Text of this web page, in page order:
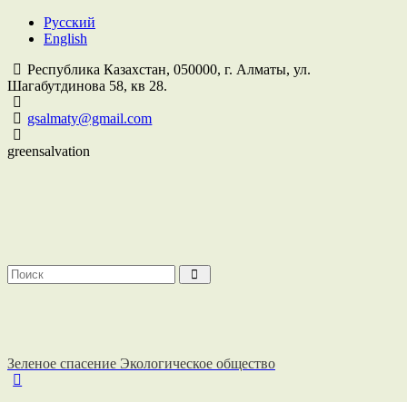
Русский
English
Республика Казахстан,050000, г. Алматы, ул.
Шагабутдинова 58, кв 28.
gsalmaty@gmail.com
greensalvation
Зеленое спасение Экологическое общество